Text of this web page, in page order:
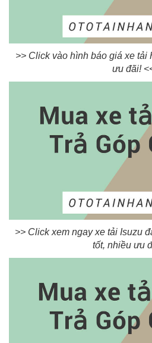
>> Click vào hình báo giá xe tải
ưu đãi!
>> Click xem ngay xe tải Isuzu
tốt, nhiều ưu